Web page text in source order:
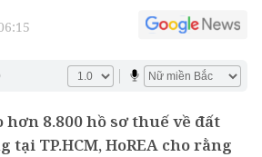
8.800 hồ sơ thuế về đất
tại TP.HCM, HoREA cho rằng